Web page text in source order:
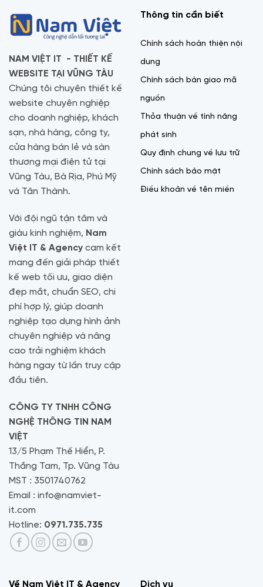
NAM VIỆT IT - THIẾT KẾ
WEBSITE TẠI VŨNG TÀU
Chúng tôi chuyên thiết kế
website chuyên nghiệp
cho doanh nghiệp, khách
sạn, nhà hàng, công ty,
cửa hàng bán lẻ và sàn
thương mại điện tử tại
Vũng Tàu, Bà Rịa, Phú Mỹ
và Tân Thành.
Với đội ngũ tận tâm và
giàu kinh nghiệm, Nam
Việt IT & Agency cam kết
mang đến giải pháp thiết
kế web tối ưu, giao diện
đẹp mắt, chuẩn SEO, chi
phí hợp lý, giúp doanh
nghiệp tạo dựng hình ảnh
chuyên nghiệp và nâng
cao trải nghiệm khách
hàng ngay từ lần truy cập
đầu tiên.
CÔNG TY TNHH CÔNG
NGHỆ THÔNG TIN NAM
VIỆT
13/5 Phạm Thế Hiển, P.
Thắng Tam, Tp. Vũng Tàu
MST : 3501740762
Email : info@namviet-
it.com
Hotline: 0971.735.735
Thông tin cần biết
Chính sách hoàn thiện nội
dung
Chính sách bàn giao mã
nguồn
Thỏa thuận về tính năng
phát sinh
Quy định chung về lưu trữ
Chính sách bảo mật
Điều khoản về tên miền
Về Nam Việt IT & Agency Dịch vụ